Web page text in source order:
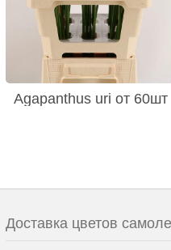
Agapanthus uri от 60шт
Доставка цветов